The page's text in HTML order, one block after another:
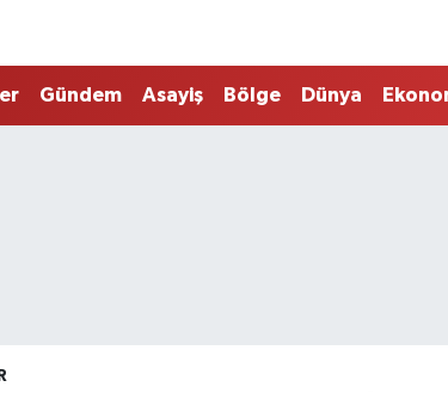
Gündem Asayiş Bölge Dünya